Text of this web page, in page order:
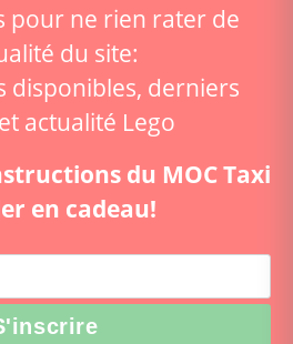
pour ne rien rater de
du site:
disponibles, derniers
actualité Lego
du MOC Taxi
en cadeau!